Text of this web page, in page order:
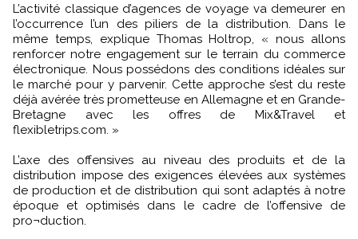
L’activité classique d’agences de voyage va demeurer en
l’occurrence l’un des piliers de la distribution. Dans le
même temps, explique Thomas Holtrop, « nous allons
renforcer notre engagement sur le terrain du commerce
électronique. Nous possédons des conditions idéales sur
le marché pour y parvenir. Cette approche s’est du reste
déjà avérée très prometteuse en Allemagne et en Grande-
Bretagne avec les offres de Mix&Travel et
flexibletrips.com. »
L’axe des offensives au niveau des produits et de la
distribution impose des exigences élevées aux systèmes
de production et de distribution qui sont adaptés à notre
époque et optimisés dans le cadre de l’offensive de
pro¬duction.